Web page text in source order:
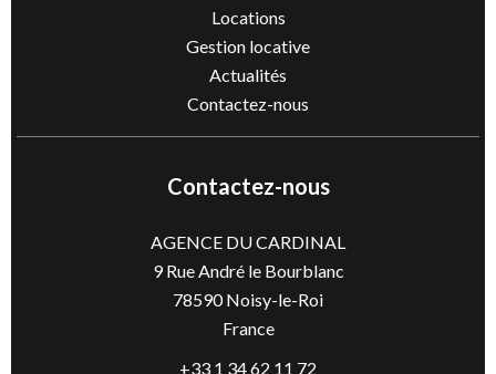
Locations
Gestion locative
Actualités
Contactez-nous
Contactez-nous
AGENCE DU CARDINAL
9 Rue André le Bourblanc
78590Noisy-le-Roi
France
+33 1 34 62 11 72